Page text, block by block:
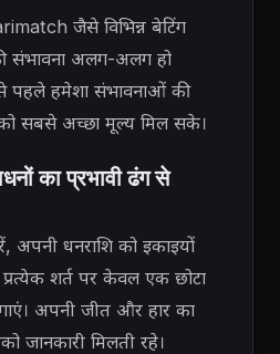
जैसे विभिन्न बेटिंग
संभावना अलग-अलग हो
पहले हमेशा संभावनाओं की
सबसे अच्छा मूल्य मिल सके।
का प्रभावी ढंग से
अपनी धनराशि को इकाइयों
शर्त पर केवल एक छोटा
अपनी जीत और हार का
जानकारी मिलती रहे।